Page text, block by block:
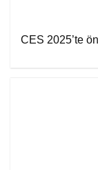
CES 2025’te